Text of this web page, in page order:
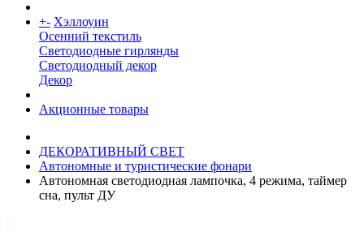
+- Хэллоуин
Осенний текстиль
Светодиодные гирлянды
Светодиодный декор
Декор
Акционные товары
ДЕКОРАТИВНЫЙ СВЕТ
Автономные и туристические фонари
Автономная светодиодная лампочка, 4 режима, таймер
сна, пульт ДУ